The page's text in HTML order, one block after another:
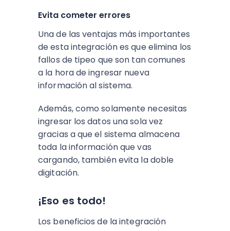
Evita cometer errores
Una de las ventajas más importantes
de esta integración es que elimina los
fallos de tipeo que son tan comunes
a la hora de ingresar nueva
información al sistema.
Además, como solamente necesitas
ingresar los datos una sola vez
gracias a que el sistema almacena
toda la información que vas
cargando, también evita la doble
digitación.
¡Eso es todo!
Los beneficios de la integración